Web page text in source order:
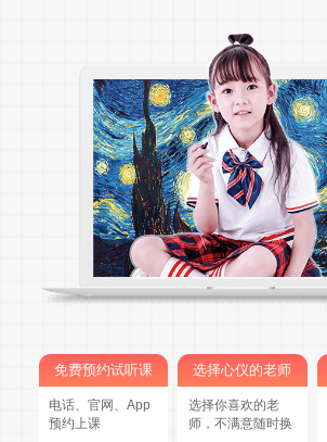
免费预约试听课
电话、官网、App
预约上课
选择心仪的老师
选择你喜欢的老
师，不满意随时换